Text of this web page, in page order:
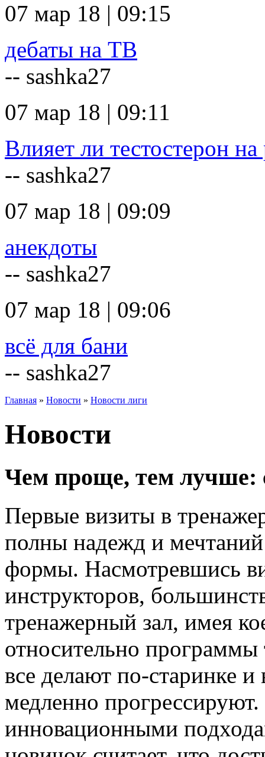
07 мар 18 | 09:15
дебаты на ТВ
-- sashka27
07 мар 18 | 09:11
Влияет ли тестостерон на
-- sashka27
07 мар 18 | 09:09
анекдоты
-- sashka27
07 мар 18 | 09:06
всё для бани
-- sashka27
Главная » Новости » Новости лиги
Новости
Чем проще, тем лучше:
Первые визиты в
полны надежд и
формы. Насмотревшись
инструкторов,
тренажерный зал, имея
относительно
все делают по-старинке
медленно
инновационными